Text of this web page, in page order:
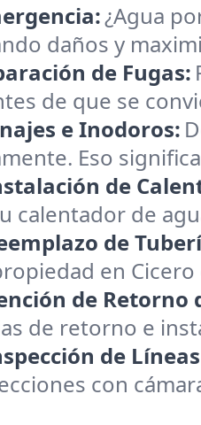
¿Agua
daños y
de Fugas:
de que se
e Inodoros:
Eso
de
calentador de
de
en
de Retorno
de retorno e
de
con